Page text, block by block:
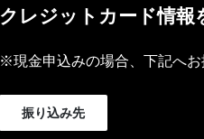
クレジットカード情報
※現金申込みの場合、下記へお
振り込み先